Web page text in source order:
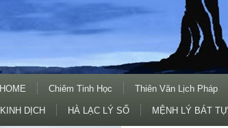
HOME Chiêm Tinh Học Thiên Văn Lịch Pháp
KINH DỊCH HÀ LẠC LÝ SỐ MỆNH LÝ BÁT TỰ